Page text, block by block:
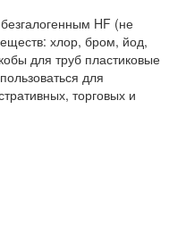
HF (не
хлор, бром, йод,
для труб пластиковые
для
торговых и